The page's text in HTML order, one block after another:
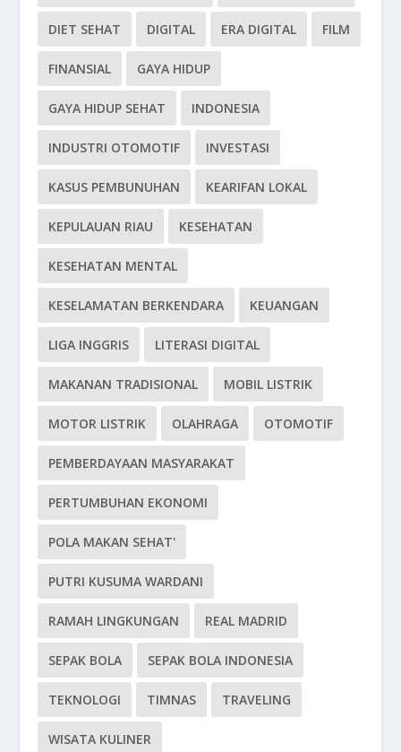
DIET SEHAT DIGITAL ERA DIGITAL FILM
FINANSIAL GAYA HIDUP
GAYA HIDUP SEHAT INDONESIA
INDUSTRI OTOMOTIF INVESTASI
KASUS PEMBUNUHAN KEARIFAN LOKAL
KEPULAUAN RIAU KESEHATAN
KESEHATAN MENTAL
KESELAMATAN BERKENDARA KEUANGAN
LIGA INGGRIS LITERASI DIGITAL
MAKANAN TRADISIONAL MOBIL LISTRIK
MOTOR LISTRIK OLAHRAGA OTOMOTIF
PEMBERDAYAAN MASYARAKAT
PERTUMBUHAN EKONOMI
POLA MAKAN SEHAT'
PUTRI KUSUMA WARDANI
RAMAH LINGKUNGAN REAL MADRID
SEPAK BOLA SEPAK BOLA INDONESIA
TEKNOLOGI TIMNAS TRAVELING
WISATA KULINER